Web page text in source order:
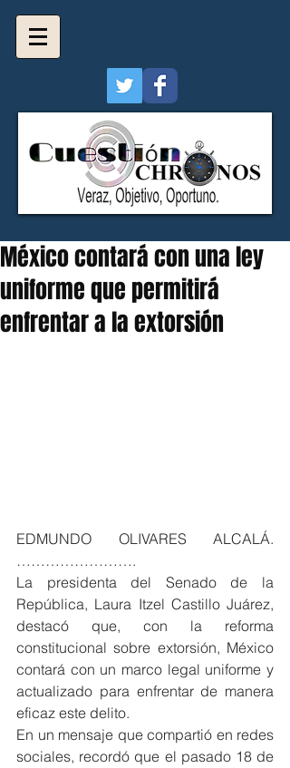
México contará con una ley
uniforme que permitirá
enfrentar a la extorsión
EDMUNDO OLIVARES ALCALÁ.
…………………….
La presidenta del Senado de la
República, Laura Itzel Castillo Juárez,
destacó que, con la reforma
constitucional sobre extorsión, México
contará con un marco legal uniforme y
actualizado para enfrentar de manera
eficaz este delito.
En un mensaje que compartió en redes
sociales, recordó que el pasado 18 de